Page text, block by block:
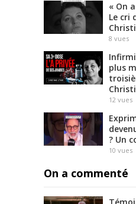
« On
Le cri
8 vues
plus
12 vues
? Un
10 vues
On a commenté